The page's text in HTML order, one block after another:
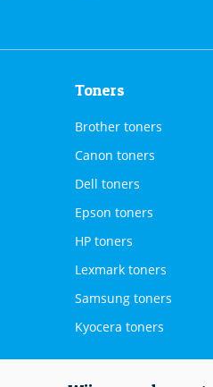
Toners
Brother toners
Canon toners
Dell toners
Epson toners
HP toners
Lexmark toners
Samsung toners
Kyocera toners